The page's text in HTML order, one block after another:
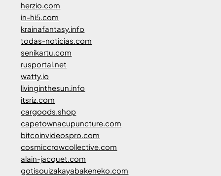
herzio.com
in-hi5.com
krainafantasy.info
todas-noticias.com
senikartu.com
rusportal.net
watty.io
livinginthesun.info
itsriz.com
cargoods.shop
capetownacupuncture.com
bitcoinvideospro.com
cosmiccrowcollective.com
alain-jacquet.com
gotisouizakayabakeneko.com